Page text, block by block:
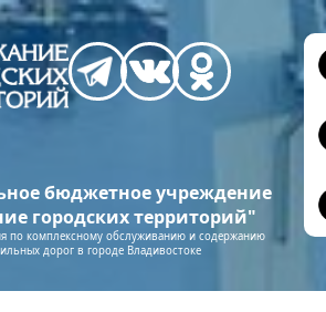
бюджетное учреждение
городских территорий"
по комплексному обслуживанию и содержанию
дорог в городе Владивостоке